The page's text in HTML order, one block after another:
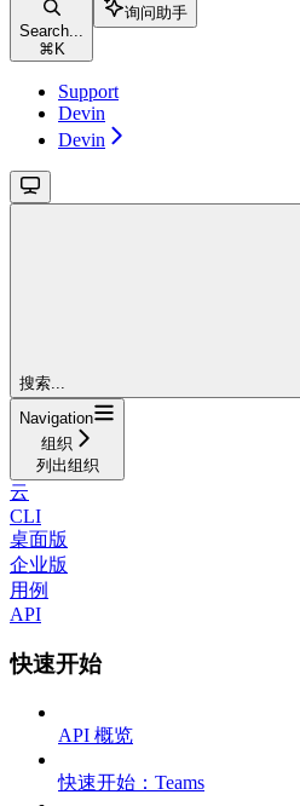
Search...
⌘ K
询问助手
Support
Devin
Devin
搜索...
Navigation
组织
列出组织
云
CLI
桌面版
企业版
用例
API
快速开始
API 概览
快速开始：Teams